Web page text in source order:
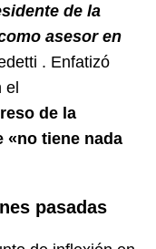
de la
asesor en
. Enfatizó
el
de la
«no tiene nada
pasadas